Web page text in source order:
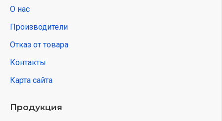
О нас
Производители
Отказ от товара
Контакты
Карта сайта
Продукция